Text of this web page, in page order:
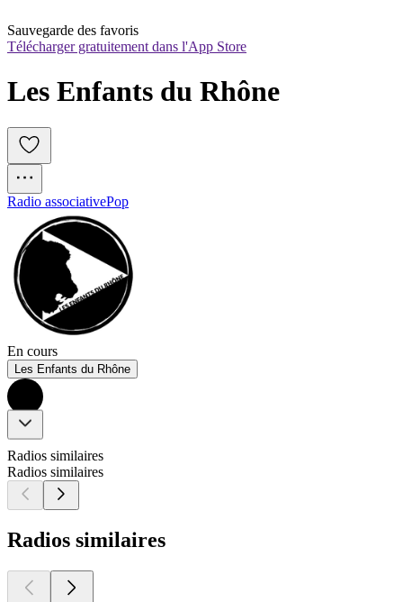
Sauvegarde des favoris
Télécharger gratuitement dans l'App Store
Les Enfants du Rhône
Radio associativePop
En cours
Les Enfants du Rhône
Radios similaires
Radios similaires
Radios similaires